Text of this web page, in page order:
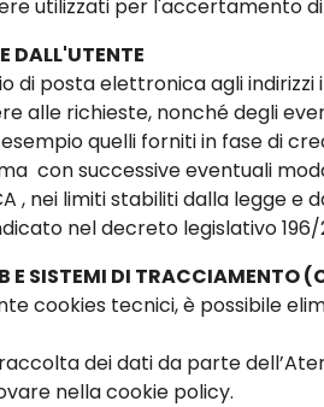
utilizzati per l'accertamento
DALL'UTENTE
di posta elettronica agli
alle richieste, nonché degli
quelli forniti in fase di
con successive eventuali
, nei limiti stabiliti dalla legge e
nel decreto legislativo 196/
E SISTEMI DI TRACCIAMENTO
cookies tecnici, è possibile
dei dati da parte
nella cookie policy.